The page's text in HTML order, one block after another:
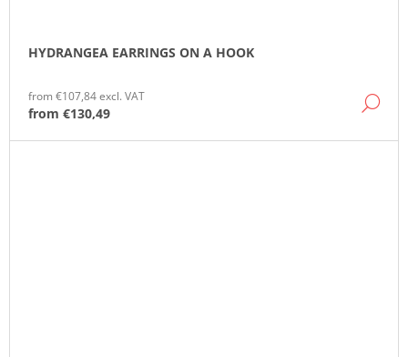
HYDRANGEA EARRINGS ON A HOOK
from €107,84 excl. VAT
from €130,49